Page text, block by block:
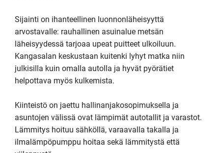
Sijainti on ihanteellinen luonnonläheisyyttä
arvostavalle: rauhallinen asuinalue metsän
läheisyydessä tarjoaa upeat puitteet ulkoiluun.
Kangasalan keskustaan kuitenki lyhyt matka niin
julkisilla kuin omalla autolla ja hyvät pyörätiet
helpottava myös kulkemista.
Kiinteistö on jaettu hallinanjakosopimuksella ja
asuntojen välissä ovat lämpimät autotallit ja varastot.
Lämmitys hoituu sähköllä, varaavalla takalla ja
ilmalämpöpumppu hoitaa sekä lämmitystä että